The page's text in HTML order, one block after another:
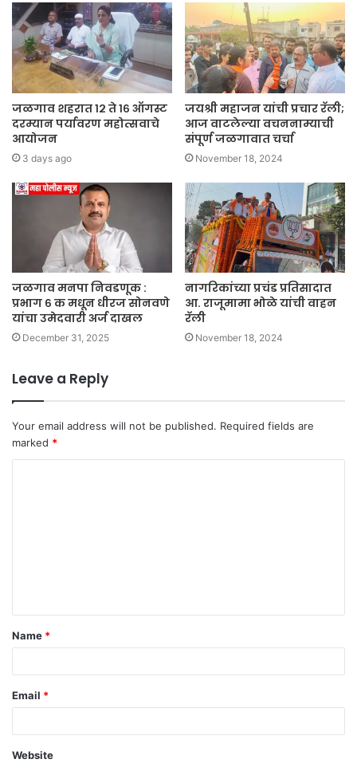
जळगाव शहरात १२ ते १६ ऑगस्ट
दरम्यान पर्यावरण महोत्सवाचे
आयोजन
3 days ago
जयश्री महाजन यांची प्रचार रॅली;
आज वाटलेल्या वचननाम्याची
संपूर्ण जळगावात चर्चा
November 18, 2024
जळगाव मनपा निवडणूक :
प्रभाग ६ क मधून धीरज सोनवणे
यांचा उमेदवारी अर्ज दाखल
December 31, 2025
नागरिकांच्या प्रचंड प्रतिसादात
आ. राजूमामा भोळे यांची वाहन
रॅली
November 18, 2024
Leave a Reply
Your email address will not be published. Required fields are
marked *
t
*
Name *
Email *
Website